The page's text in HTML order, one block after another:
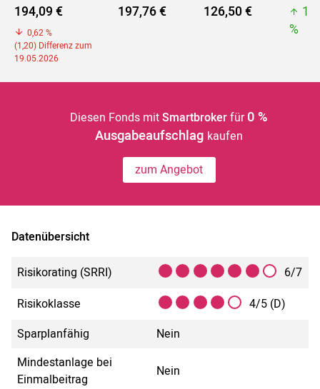
194,09 €
0,62 %
(1,20) Differenz zum
19.05.2026
197,76 € 126,50 €
%
Diesen Fonds mitSmartbrokerfür0 %
Ausgabeaufschlag kaufen
zum Angebot
Datenübersicht
Risikorating (SRRI)
6/7
Risikoklasse
4/5 (D)
Sparplanfähig
Nein
Mindestanlage bei
Einmalbeitrag
Nein